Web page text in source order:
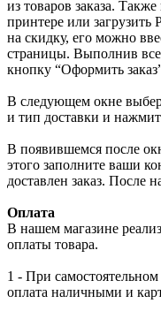
из товаров заказа.
принтере или загрузить
на скидку, его можно
страницы. Выполнив
кнопку “Оформить
В следующем окне
и тип доставки и
В появившемся после
этого заполните ваши
доставлен заказ. После
Оплата
В нашем магазине
оплаты товара.
1 - При самостоятельном
оплата наличными и